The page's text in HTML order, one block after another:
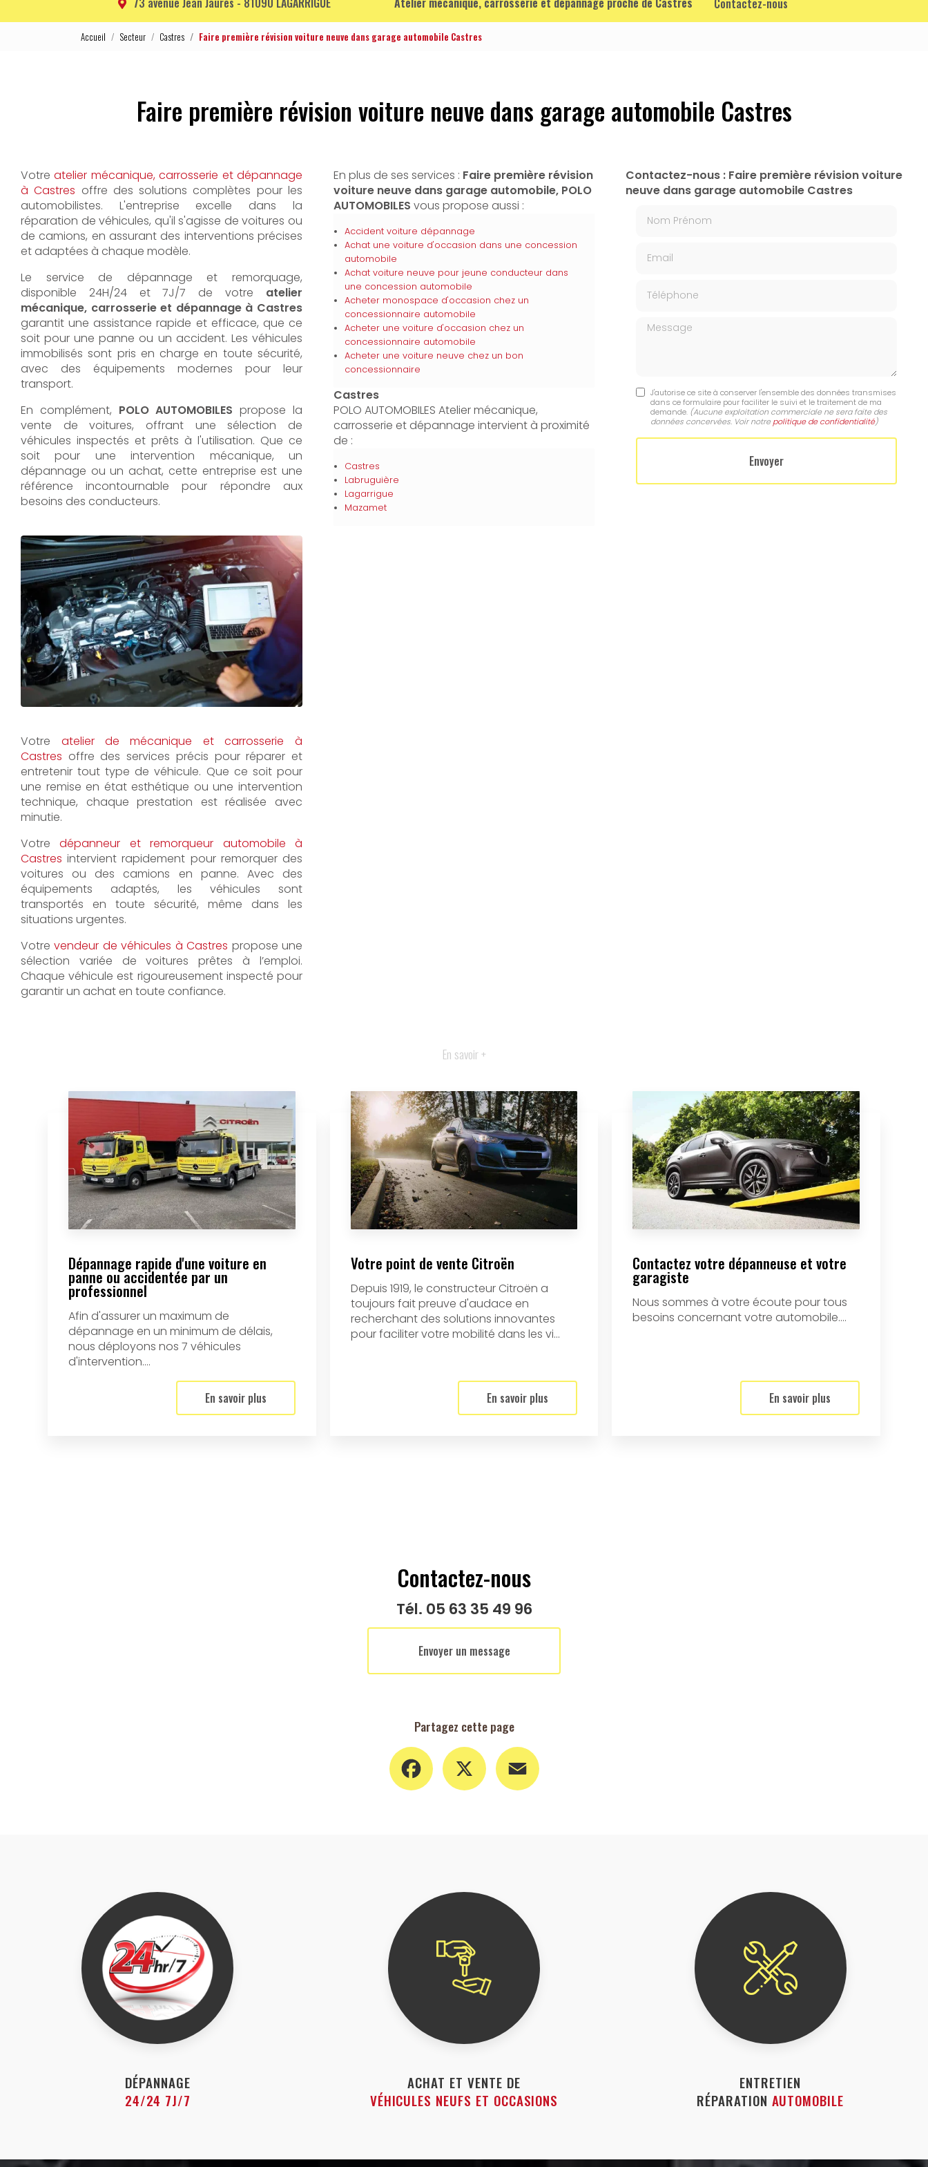
Contactez-nous
Accueil Secteur Castres Faire première révision voiture neuve dans garage automobile Castres
Faire première révision voiture neuve dans garage automobile Castres
Votreatelier mécanique, carrosserie et dépannage
à Castres offre des solutions complètes pour les
automobilistes. L'entreprise excelle dans la
réparation de véhicules, qu'il s'agisse de voitures ou
de camions, en assurant des interventions précises
et adaptées à chaque modèle.
Le service de dépannage et remorquage,
disponible 24H/24 et 7J/7 de votre atelier
mécanique, carrosserie et dépannage à Castres
garantit une assistance rapide et efficace, que ce
soit pour une panne ou un accident. Les véhicules
immobilisés sont pris en charge en toute sécurité,
avec des équipements modernes pour leur
transport.
En complément, POLO AUTOMOBILES propose la
vente de voitures, offrant une sélection de
véhicules inspectés et prêts à l'utilisation. Que ce
soit pour une intervention mécanique, un
dépannage ou un achat, cette entreprise est une
référence incontournable pour répondre aux
besoins des conducteurs.
Votre atelier de mécanique et carrosserie à
Castres offre des services précis pour réparer et
entretenir tout type de véhicule. Que ce soit pour
une remise en état esthétique ou une intervention
technique, chaque prestation est réalisée avec
minutie.
Votredépanneur et remorqueur automobile à
Castres intervient rapidement pour remorquer des
voitures ou des camions en panne. Avec des
équipements adaptés, les véhicules sont
transportés en toute sécurité, même dans les
situations urgentes.
Votrevendeur de véhicules à Castres propose une
sélection variée de voitures prêtes à l’emploi.
Chaque véhicule est rigoureusement inspecté pour
garantir un achat en toute confiance.
En plus de ses services : Faire première révision
voiture neuve dans garage automobile, POLO
AUTOMOBILES vous propose aussi :
Accident voiture dépannage
Achat une voiture d'occasion dans une concession
automobile
Achat voiture neuve pour jeune conducteur dans
une concession automobile
Acheter monospace d'occasion chez un
concessionnaire automobile
Acheter une voiture d'occasion chez un
concessionnaire automobile
Acheter une voiture neuve chez un bon
concessionnaire
Castres
POLO AUTOMOBILES Atelier mécanique,
carrosserie et dépannage intervient à proximité
de :
Castres
Labruguière
Lagarrigue
Mazamet
Contactez-nous : Faire première révision voiture
neuve dans garage automobile Castres
Message
J'autorise ce site à conserver l'ensemble des données transmises
dans ce formulaire pour faciliter le suivi et le traitement de ma
demande. (Aucune exploitation commerciale ne sera faite des
données concervées. Voir notre politique de confidentialité)
En savoir +
Dépannage rapide d'une voiture en
panne ou accidentée par un
professionnel
Afin d'assurer un maximum de
dépannage en un minimum de délais,
nous déployons nos 7 véhicules
d'intervention....
En savoir plus
Votre point de vente Citroën
Depuis 1919, le constructeur Citroën a
toujours fait preuve d'audace en
recherchant des solutions innovantes
pour faciliter votre mobilité dans les vi...
En savoir plus
Contactez votre dépanneuse et votre
garagiste
Nous sommes à votre écoute pour tous
besoins concernant votre automobile....
En savoir plus
Contactez-nous
Tél. 05 63 35 49 96
Envoyer un message
Partagez cette page
Facebook
DÉPANNAGE
24/24 7J/7
ACHAT ET VENTE DE
VÉHICULES NEUFS ET OCCASIONS
ENTRETIEN
RÉPARATION AUTOMOBILE